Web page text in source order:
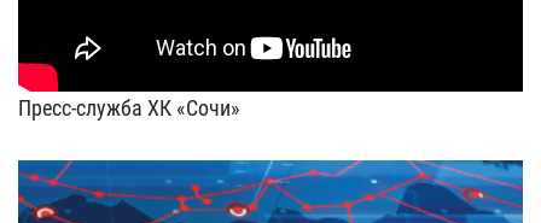
Пресс-служба ХК «Сочи»